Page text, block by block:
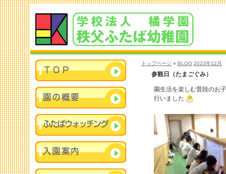
トップページ » BLOG 2023年12月
参観日（たまごぐみ）
園生活を楽しむ普段のお
行いました